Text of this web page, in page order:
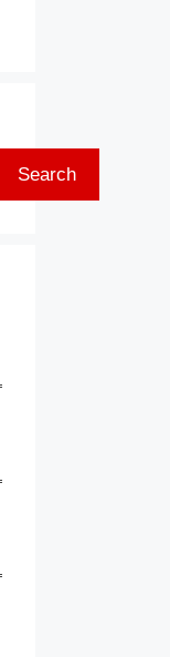
Search